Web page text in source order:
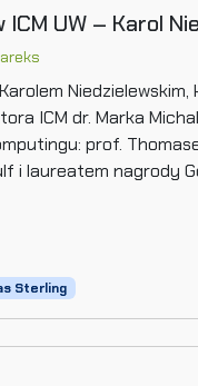
UW – Karol
ICM dr. Marka
prof.
laureatem nagrody
Sterling